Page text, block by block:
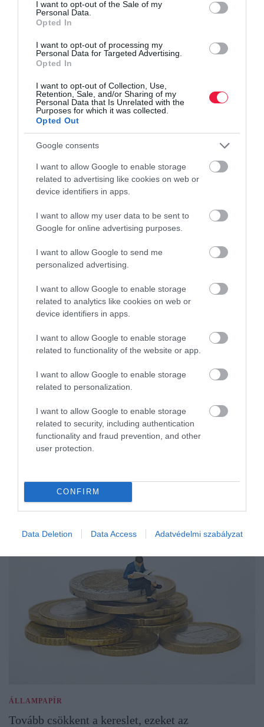
I want to opt-out of the Sale of my
Personal Data.
Opted In
I want to opt-out of processing my
Personal Data for Targeted Advertising.
Opted In
I want to opt-out of Collection, Use,
Retention, Sale, and/or Sharing of my
Personal Data that Is Unrelated with the
Purposes for which it was collected.
Opted Out
Google consents
I want to allow Google to enable storage
related to advertising like cookies on web or
device identifiers in apps.
I want to allow my user data to be sent to
Google for online advertising purposes.
I want to allow Google to send me
personalized advertising.
I want to allow Google to enable storage
related to analytics like cookies on web or
device identifiers in apps.
I want to allow Google to enable storage
related to functionality of the website or app.
I want to allow Google to enable storage
related to personalization.
I want to allow Google to enable storage
related to security, including authentication
functionality and fraud prevention, and other
user protection.
CONFIRM
Data Deletion Data Access Adatvédelmi szabályzat
NYUGDÍJ
A legalább 12 hónapos külföldi szolgálati idővel rendelkező
Királyságból is jogosultak résznyugdíjra, amelyet egyetlen
igényléssel, a…
ÁLLAMPAPÍR
Tovább csökkent a kereslet, ezeket az